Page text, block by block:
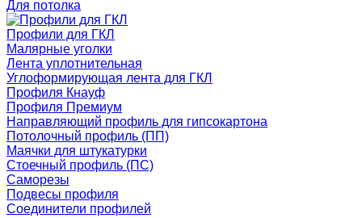
Для потолка
Профили для ГКЛ
Малярные уголки
Лента уплотнительная
Углоформирующая лента для ГКЛ
Профиля Кнауф
Профиля Премиум
Направляющий профиль для гипсокартона
Потолочный профиль (ПП)
Маячки для штукатурки
Стоечный профиль (ПС)
Саморезы
Подвесы профиля
Соединители профилей